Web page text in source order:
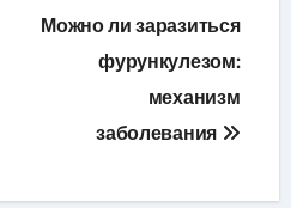
Можно ли заразиться
фурункулезом:
механизм
заболевания